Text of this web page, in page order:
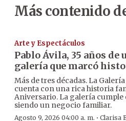
Más contenido
Arte y Espectáculos
Pablo Ávila, 35 años de
galería que marcó
Más de tres décadas. La
cuenta con una rica historia
Aniversario. La galería cumple
siendo un negocio familiar.
Agosto 9, 2026 04:00 a. m. · Clarisa